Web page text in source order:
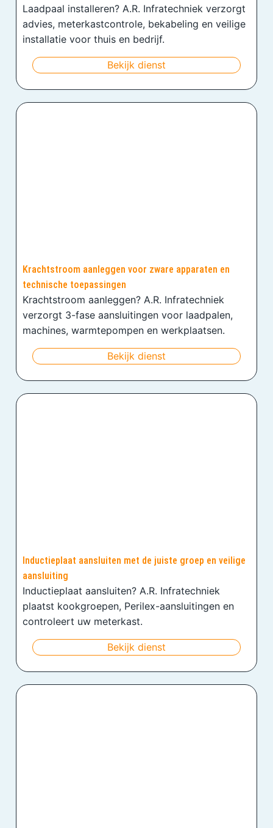
Laadpaal installeren? A.R. Infratechniek verzorgt
advies, meterkastcontrole, bekabeling en veilige
installatie voor thuis en bedrijf.
Bekijk dienst
Krachtstroom aanleggen voor zware apparaten en
technische toepassingen
Krachtstroom aanleggen? A.R. Infratechniek
verzorgt 3-fase aansluitingen voor laadpalen,
machines, warmtepompen en werkplaatsen.
Bekijk dienst
Inductieplaat aansluiten met de juiste groep en veilige
aansluiting
Inductieplaat aansluiten? A.R. Infratechniek
plaatst kookgroepen, Perilex-aansluitingen en
controleert uw meterkast.
Bekijk dienst